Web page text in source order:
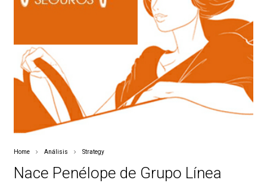
Home Análisis Strategy
Nace Penélope de Grupo Línea